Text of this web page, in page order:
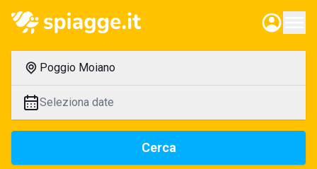
Poggio Moiano
Seleziona date
Cerca